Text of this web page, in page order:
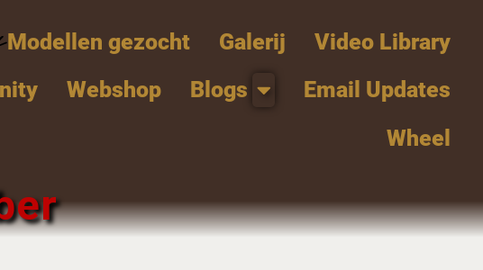
Modellen gezocht Galerij
Video Library
Webshop Blogs
Email Updates
Wheel